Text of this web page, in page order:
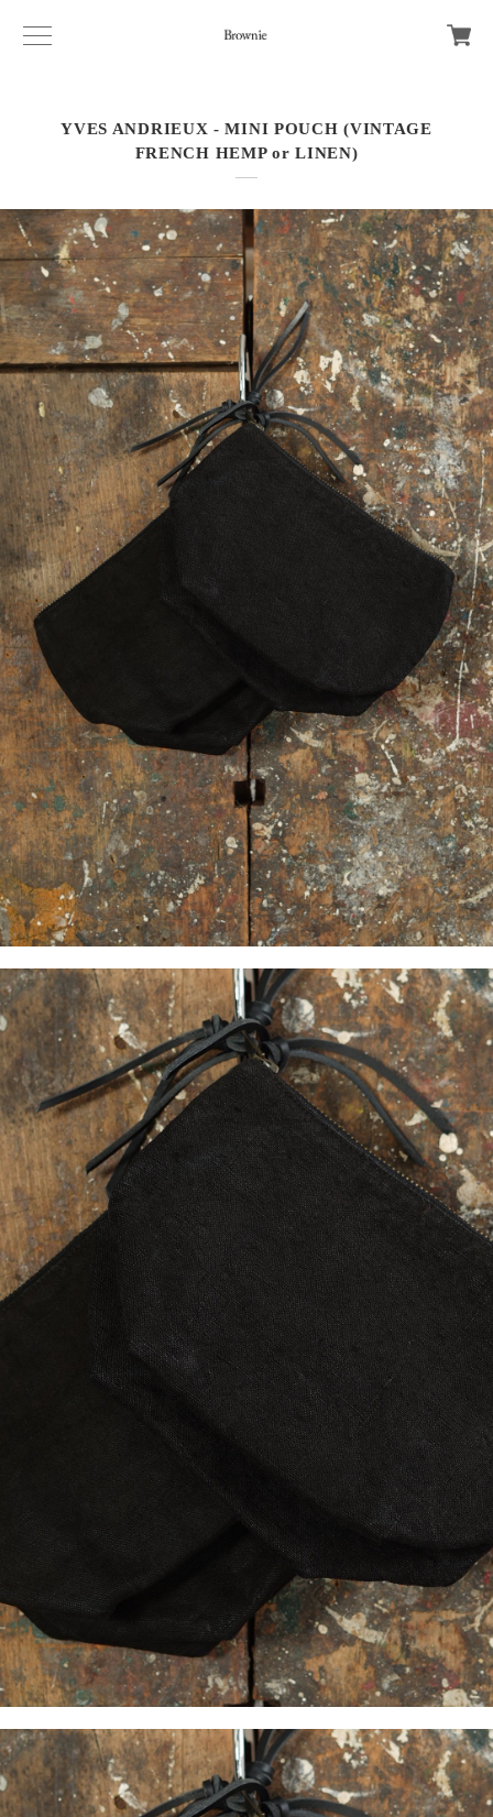
YVES ANDRIEUX - MINI POUCH (VINTAGE
FRENCH HEMP or LINEN)